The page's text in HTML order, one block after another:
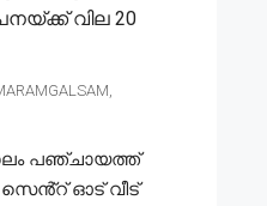
വില 20
പഞ്ചായത്ത്
ഓട് വീട്